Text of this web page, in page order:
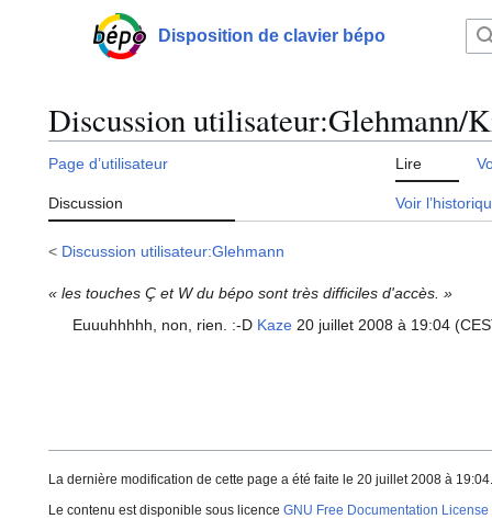
Menu principalDisposition de clavier bépo
Discussion utilisateur:Glehmann/
Page d’utilisateur
Discussion
Lire
Voir
< Discussion utilisateur:Glehmann
« les touches Ç et W du bépo sont très difficiles d'accès. »
Euuuhhhhh, non, rien. :-D Kaze 20 juillet 2008 à 19:04
La dernière modification de cette page a été faite le 20 juillet 2008 à 19:04.
Le contenu est disponible sous licence GNU Free Documentation License